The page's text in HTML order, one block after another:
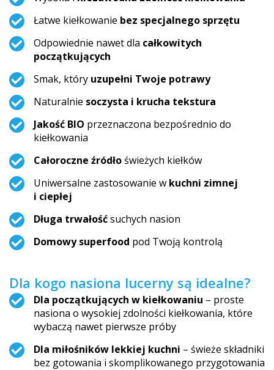
Łatwe kiełkowanie bez specjalnego sprzętu
Odpowiednie nawet dla całkowitych
początkujących
Smak, który uzupełni Twoje potrawy
Naturalnie soczysta i krucha tekstura
Jakość BIO przeznaczona bezpośrednio do
kiełkowania
Całoroczne źródłoświeżych kiełków
Uniwersalne zastosowanie w kuchni zimnej
i ciepłej
Długa trwałośćsuchych nasion
Domowy superfood pod Twoją kontrolą
Dla kogo nasiona lucerny są idealne?
Dla początkujących w kiełkowaniu – proste
nasiona o wysokiej zdolności kiełkowania, które
wybaczą nawet pierwsze próby
Dla miłośników lekkiej kuchni – świeże składniki
bez gotowania i skomplikowanego przygotowania